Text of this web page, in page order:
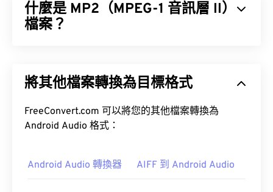
什麼是 MP2（MPEG-1 音訊層 II）
檔案？
訊廣播 (DAB)、數位視訊廣播 (DVB) 和數位多功能光
將其他檔案轉換為目標格式
FreeConvert.com 可以將您的其他檔案轉換為
Android Audio 格式：
Android Audio 轉換器 AIFF 到 Android Audio